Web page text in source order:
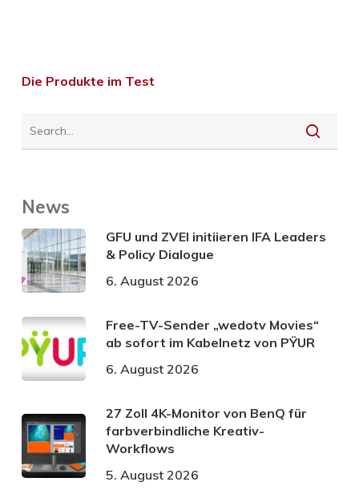
Die Produkte im Test
News
GFU und ZVEI initiieren IFA Leaders
& Policy Dialogue
6. August 2026
Free-TV-Sender „wedotv Movies“
ab sofort im Kabelnetz von PŸUR
6. August 2026
27 Zoll 4K-Monitor von BenQ für
farbverbindliche Kreativ-
Workflows
5. August 2026